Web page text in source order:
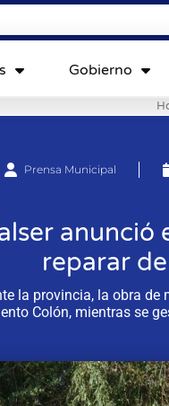
Gobierno
Prensa Municipal
reparar
la provincia, la obra
Colón, mientras se